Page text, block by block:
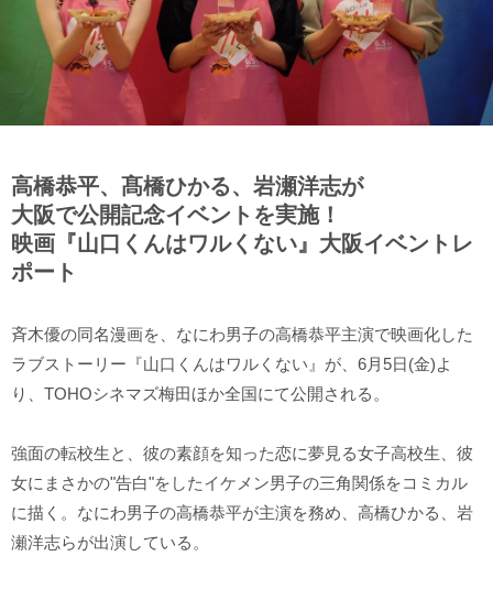
高橋恭平、髙橋ひかる、岩瀬洋志が
大阪で公開記念イベントを実施！
映画『山口くんはワルくない』大阪イベントレ
ポート
斉木優の同名漫画を、なにわ男子の高橋恭平主演で映画化した
ラブストーリー『山口くんはワルくない』が、6月5日(金)よ
り、TOHOシネマズ梅田ほか全国にて公開される。
強面の転校生と、彼の素顔を知った恋に夢見る女子高校生、彼
女にまさかの"告白"をしたイケメン男子の三角関係をコミカル
に描く。なにわ男子の高橋恭平が主演を務め、高橋ひかる、岩
瀬洋志らが出演している。